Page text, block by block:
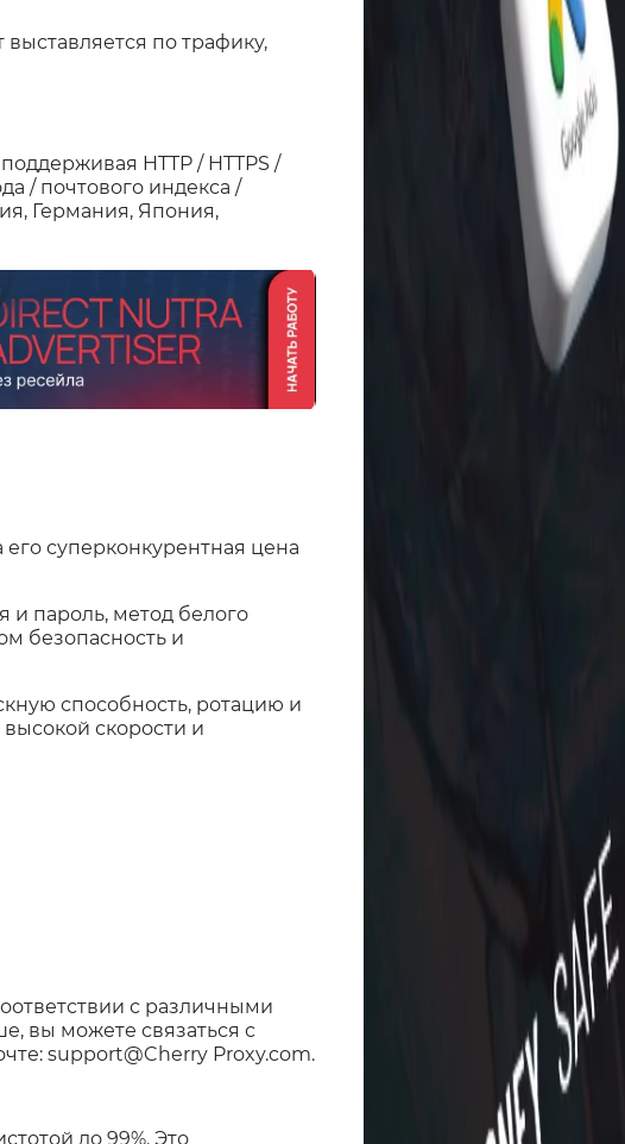
по трафику,
HTTP / HTTPS /
/ почтового индекса /
Германия, Япония,
суперконкурентная цена
и пароль, метод белого
безопасность и
способность, ротацию и
скорости и
с различными
вы можете связаться с
support@Cherry Proxy.com.
до 99%. Это